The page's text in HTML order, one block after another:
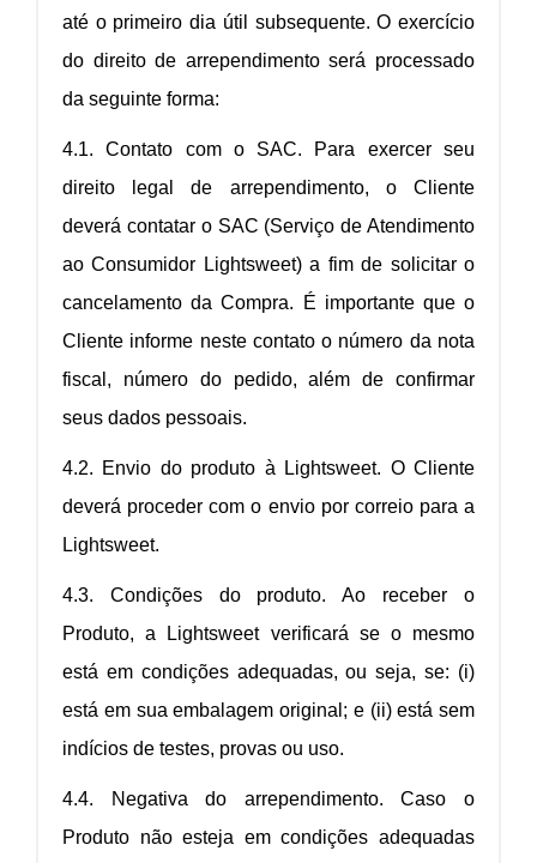
até o primeiro dia útil subsequente. O exercício
do direito de arrependimento será processado
da seguinte forma:
4.1. Contato com o SAC. Para exercer seu
direito legal de arrependimento, o Cliente
deverá contatar o SAC (Serviço de Atendimento
ao Consumidor Lightsweet) a fim de solicitar o
cancelamento da Compra. É importante que o
Cliente informe neste contato o número da nota
fiscal, número do pedido, além de confirmar
seus dados pessoais.
4.2. Envio do produto à Lightsweet. O Cliente
deverá proceder com o envio por correio para a
Lightsweet.
4.3. Condições do produto. Ao receber o
Produto, a Lightsweet verificará se o mesmo
está em condições adequadas, ou seja, se: (i)
está em sua embalagem original; e (ii) está sem
indícios de testes, provas ou uso.
4.4. Negativa do arrependimento. Caso o
Produto não esteja em condições adequadas